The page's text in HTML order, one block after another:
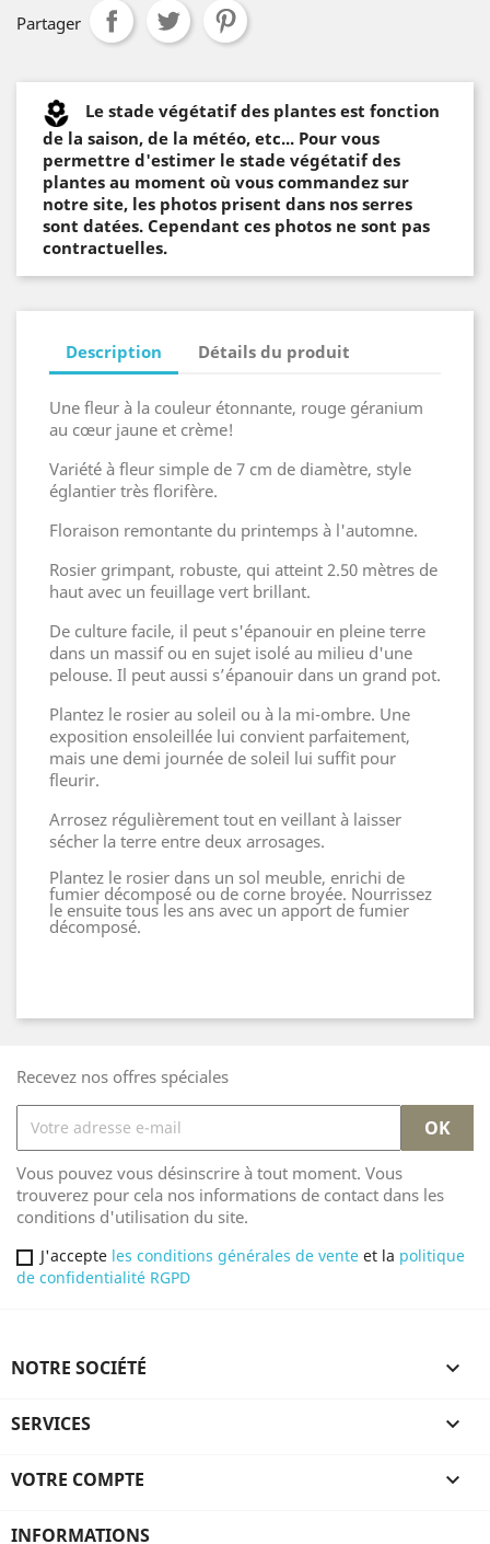
Partager
Le stade végétatif des plantes est fonction
de la saison, de la météo, etc... Pour vous
permettre d'estimer le stade végétatif des
plantes au moment où vous commandez sur
notre site, les photos prisent dans nos serres
sont datées. Cependant ces photos ne sont pas
contractuelles.
Description Détails du produit
Une fleur à la couleur étonnante, rouge géranium
au cœur jaune et crème!
Variété à fleur simple de 7 cm de diamètre, style
églantier très florifère.
Floraison remontante du printemps à l'automne.
Rosier grimpant, robuste, qui atteint 2.50 mètres de
haut avec un feuillage vert brillant.
De culture facile, il peut s'épanouir en pleine terre
dans un massif ou en sujet isolé au milieu d'une
pelouse. Il peut aussi s’épanouir dans un grand pot.
Plantez le rosier au soleil ou à la mi-ombre. Une
exposition ensoleillée lui convient parfaitement,
mais une demi journée de soleil lui suffit pour
fleurir.
Arrosez régulièrement tout en veillant à laisser
sécher la terre entre deux arrosages.
Plantez le rosier dans un sol meuble, enrichi de
fumier décomposé ou de corne broyée. Nourrissez
le ensuite tous les ans avec un apport de fumier
décomposé.
Recevez nos offres spéciales
Vous pouvez vous désinscrire à tout moment. Vous
trouverez pour cela nos informations de contact dans les
conditions d'utilisation du site.
J'accepte les conditions générales de vente et la politique
de confidentialité RGPD
NOTRE SOCIÉTÉ 
SERVICES 
VOTRE COMPTE 
INFORMATIONS